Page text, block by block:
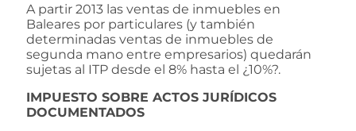
A partir 2013 las ventas de inmuebles en
Baleares por particulares (y también
determinadas ventas de inmuebles de
segunda mano entre empresarios) quedarán
sujetas al ITP desde el 8% hasta el ¿10%?.
IMPUESTO SOBRE ACTOS JURÍDICOS
DOCUMENTADOS